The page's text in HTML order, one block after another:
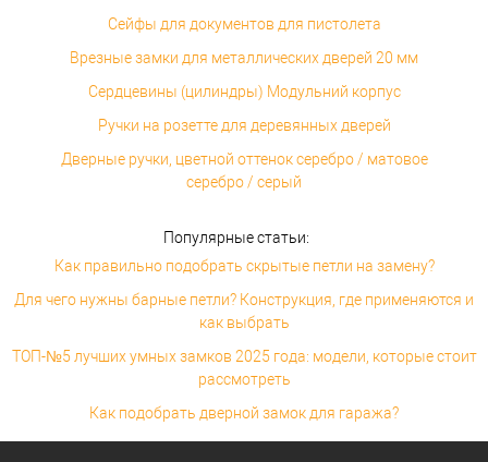
Сейфы для документов для пистолета
Врезные замки для металлических дверей 20 мм
Сердцевины (цилиндры) Модульний корпус
Ручки на розетте для деревянных дверей
Дверные ручки, цветной оттенок серебро / матовое
серебро / серый
Популярные статьи:
Как правильно подобрать скрытые петли на замену?
Для чего нужны барные петли? Конструкция, где применяются и
как выбрать
ТОП-№5 лучших умных замков 2025 года: модели, которые стоит
рассмотреть
Как подобрать дверной замок для гаража?